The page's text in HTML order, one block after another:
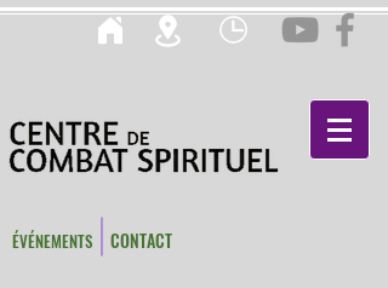
ÉVÉNEMENTS CONTACT